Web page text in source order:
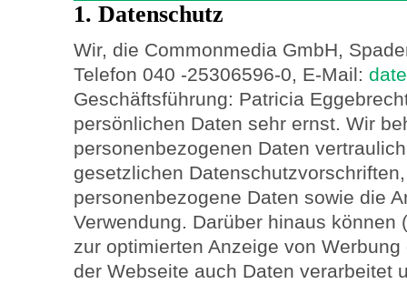
1. Datenschutz
Wir, die Commonmedia GmbH,
Telefon 040 -25306596-0, E-Mail:
Geschäftsführung: Patricia
persönlichen Daten sehr ernst. Wir
personenbezogenen Daten
gesetzlichen
personenbezogene Daten sowie die
Verwendung. Darüber hinaus können
zur optimierten Anzeige von
der Webseite auch Daten verarbeitet